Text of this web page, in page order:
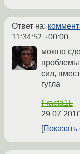
Ответ на:
11:34:52 +00:00
можно
сил,
гугла
Fracta1L
Показать